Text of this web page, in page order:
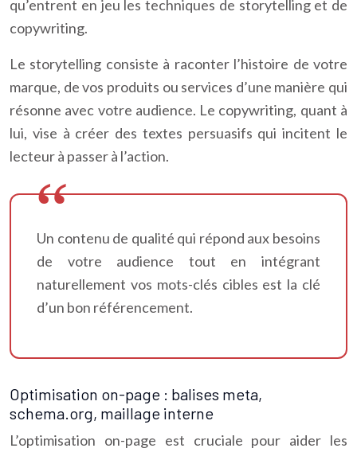
qu’entrent en jeu les techniques de storytelling et de
copywriting.
Le storytelling consiste à raconter l’histoire de votre
marque, de vos produits ou services d’une manière qui
résonne avec votre audience. Le copywriting, quant à
lui, vise à créer des textes persuasifs qui incitent le
lecteur à passer à l’action.
Un contenu de qualité qui répond aux besoins
de votre audience tout en intégrant
naturellement vos mots-clés cibles est la clé
d’un bon référencement.
Optimisation on-page : balises meta,
schema.org, maillage interne
L’optimisation on-page est cruciale pour aider les